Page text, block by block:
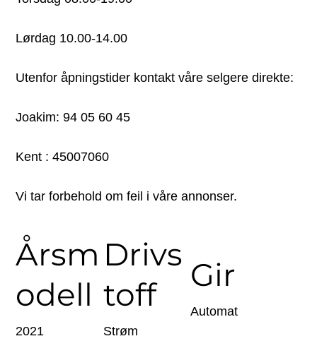
Lørdag 10.00-14.00
Utenfor åpningstider kontakt våre selgere direkte:
Joakim: 94 05 60 45
Kent : 45007060
Vi tar forbehold om feil i våre annonser.
Årsm
odell
2021
Drivs
toff
Strøm
Gir
Automat